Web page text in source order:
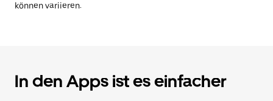
können variieren.
In den Apps ist es einfacher